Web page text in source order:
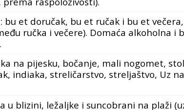
bu et doručak, bu et ručak i bu et
ručka i večere). Domaća alkoholna
na pijesku, bočanje, mali nogomet,
indiaka, streličarstvo, streljaštvo, Uz
u blizini, ležaljke i suncobrani na plaži